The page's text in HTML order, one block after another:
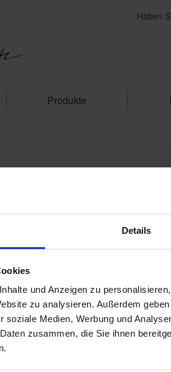
Details
und Anzeigen zu
zu analysieren. Außerdem
soziale Medien, Werbung und
zusammen, die Sie ihnen
Haben
Produkte
Windstabilität hat einen Namen
Windstabilität hat
trotzdem nicht auf ein
möchten Sie Ihre Außenjalousien
auch bei höheren